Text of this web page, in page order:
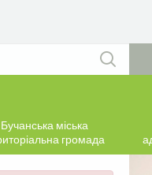
Бучанська міська
громада